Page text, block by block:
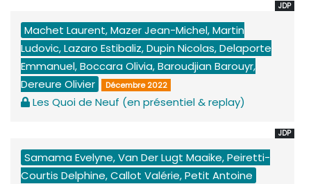
JDP
Machet Laurent, Mazer Jean-Michel, Martin
Ludovic, Lazaro Estibaliz, Dupin Nicolas, Delaporte
Emmanuel, Boccara Olivia, Baroudjian Barouyr,
Dereure Olivier
Décembre 2022
Les Quoi de Neuf (en présentiel & replay)
JDP
Samama Evelyne, Van Der Lugt Maaike, Peiretti-
Courtis Delphine, Callot Valérie, Petit Antoine